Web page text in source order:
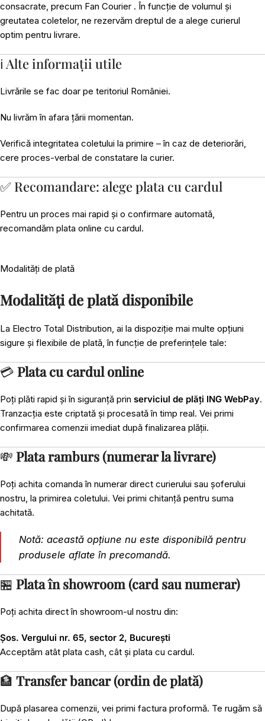
consacrate, precum Fan Courier . În funcție de volumul și
greutatea coletelor, ne rezervăm dreptul de a alege curierul
optim pentru livrare.
ℹ️ Alte informații utile
Livrările se fac doar pe teritoriul României.
Nu livrăm în afara țării momentan.
Verifică integritatea coletului la primire – în caz de deteriorări,
cere proces-verbal de constatare la curier.
✅ Recomandare: alege plata cu cardul
Pentru un proces mai rapid și o confirmare automată,
recomandăm plata online cu cardul.
Modalități de plată
Modalități de plată disponibile
La Electro Total Distribution, ai la dispoziție mai multe opțiuni
sigure și flexibile de plată, în funcție de preferințele tale:
💳 Plata cu cardul online
Poți plăti rapid și în siguranță prin serviciul de plăți ING WebPay.
Tranzacția este criptată și procesată în timp real. Vei primi
confirmarea comenzii imediat după finalizarea plății.
💸 Plata ramburs (numerar la livrare)
Poți achita comanda în numerar direct curierului sau șoferului
nostru, la primirea coletului. Vei primi chitanță pentru suma
achitată.
Notă: această opțiune nu este disponibilă pentru
produsele aflate în precomandă.
🏪 Plata în showroom (card sau numerar)
Poți achita direct în showroom-ul nostru din:
Șos. Vergului nr. 65, sector 2, București
Acceptăm atât plata cash, cât și plata cu cardul.
🏦 Transfer bancar (ordin de plată)
După plasarea comenzii, vei primi factura proformă. Te rugăm să